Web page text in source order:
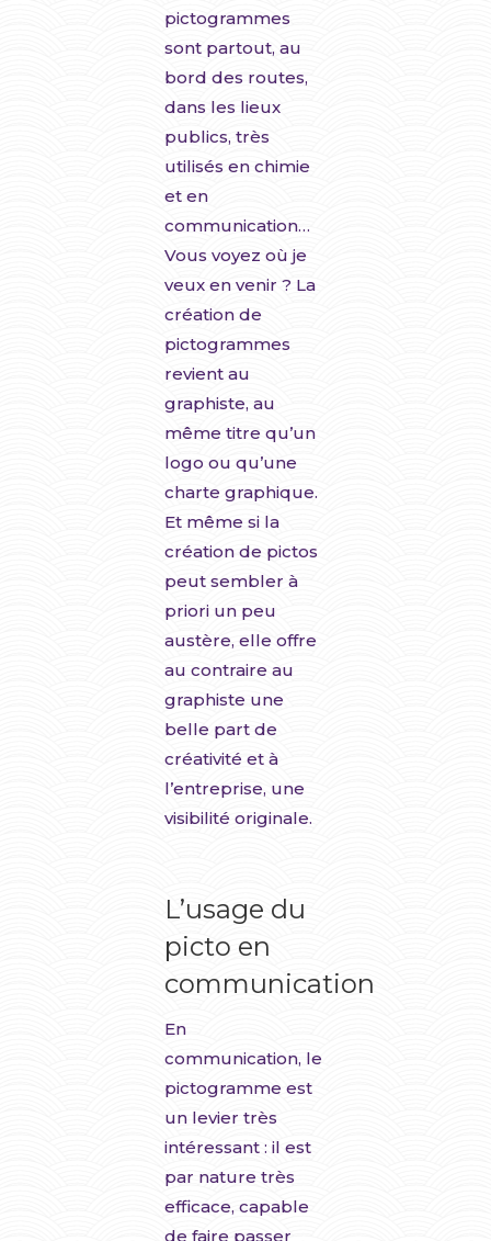
pictogrammes
sont partout, au
bord des routes,
dans les lieux
publics, très
utilisés en chimie
et en
communication…
Vous voyez où je
veux en venir ? La
création de
pictogrammes
revient au
graphiste, au
même titre qu’un
logo ou qu’une
charte graphique.
Et même si la
création de pictos
peut sembler à
priori un peu
austère, elle offre
au contraire au
graphiste une
belle part de
créativité et à
l’entreprise, une
visibilité originale.
L’usage du
picto en
communication
En
communication, le
pictogramme est
un levier très
intéressant : il est
par nature très
efficace, capable
de faire passer